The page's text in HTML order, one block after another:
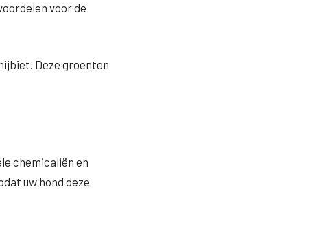
voor de
Deze groenten
chemicaliën en
uw hond deze